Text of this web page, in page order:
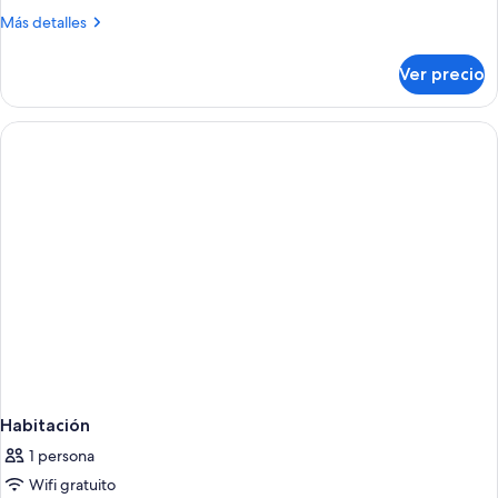
Más detalles
Más
Ver precio
Habitación
1 persona
Wifi gratuito